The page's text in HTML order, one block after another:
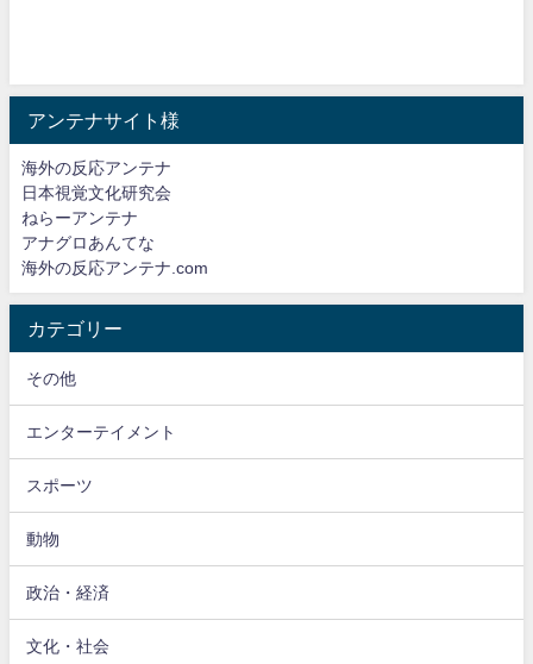
アンテナサイト様
海外の反応アンテナ
日本視覚文化研究会
ねらーアンテナ
アナグロあんてな
海外の反応アンテナ.com
カテゴリー
その他
エンターテイメント
スポーツ
動物
政治・経済
文化・社会